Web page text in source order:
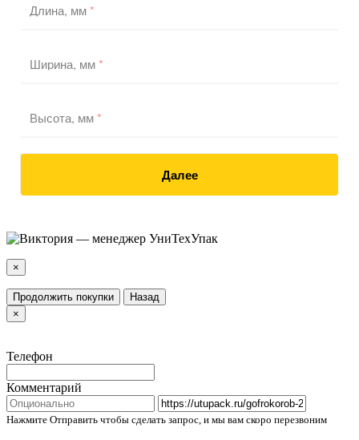
Длина, мм*
Ширина, мм*
Высота, мм*
Далее
×
Продолжить покупки
Назад
×
Телефон
Комментарий
Нажмите Отправить чтобы сделать запрос, и мы вам скоро перезвоним